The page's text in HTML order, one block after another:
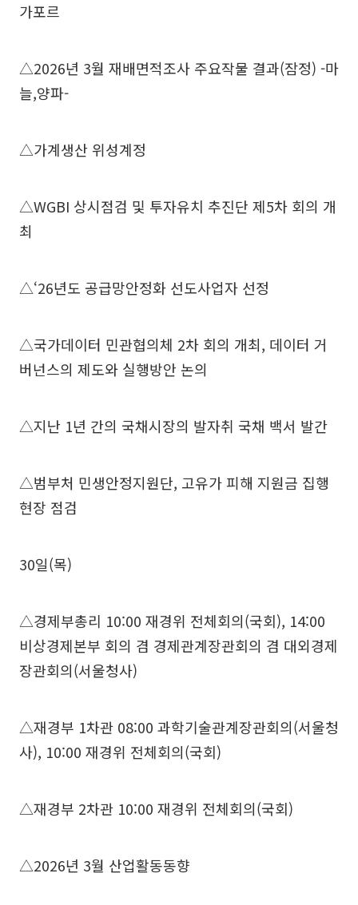
가포르
△2026년 3월 재배면적조사 주요작물 결과(잠정) -마
늘,양파-
△가계생산 위성계정
△WGBI 상시점검 및 투자유치 추진단 제5차 회의 개
최
△‘26년도 공급망안정화 선도사업자 선정
△국가데이터 민관협의체 2차 회의 개최, 데이터 거
버넌스의 제도와 실행방안 논의
△지난 1년 간의 국채시장의 발자취 국채 백서 발간
△범부처 민생안정지원단, 고유가 피해 지원금 집행
현장 점검
30일(목)
△경제부총리 10:00 재경위 전체회의(국회), 14:00
비상경제본부 회의 겸 경제관계장관회의 겸 대외경제
장관회의(서울청사)
△재경부 1차관 08:00 과학기술관계장관회의(서울청
사), 10:00 재경위 전체회의(국회)
△재경부 2차관 10:00 재경위 전체회의(국회)
△2026년 3월 산업활동동향